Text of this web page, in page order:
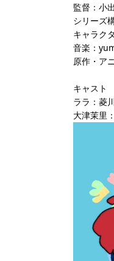
監督：小
シリーズ
キャラク
音楽：
原作・ア
キャスト
ララ：菱
大津茉里